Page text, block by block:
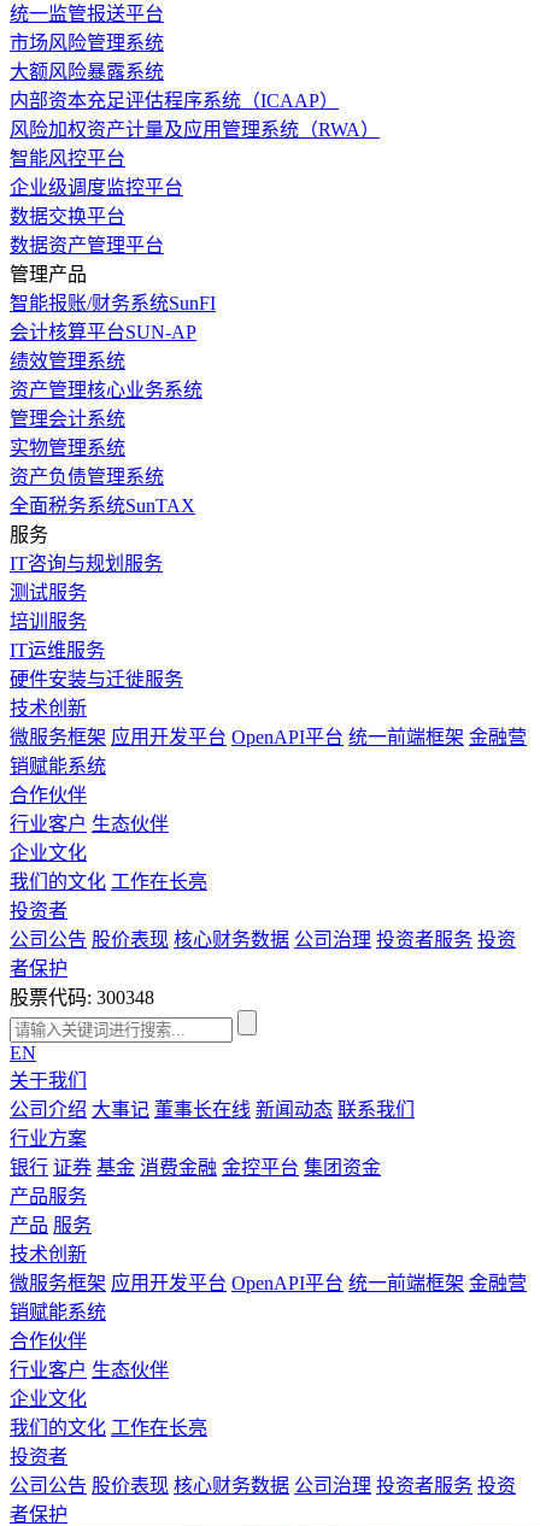
统一监管报送平台
市场风险管理系统
大额风险暴露系统
内部资本充足评估程序系统（ICAAP）
风险加权资产计量及应用管理系统（RWA）
智能风控平台
企业级调度监控平台
数据交换平台
数据资产管理平台
管理产品
智能报账/财务系统SunFI
会计核算平台SUN-AP
绩效管理系统
资产管理核心业务系统
管理会计系统
实物管理系统
资产负债管理系统
全面税务系统SunTAX
服务
IT咨询与规划服务
测试服务
培训服务
IT运维服务
硬件安装与迁徙服务
技术创新
微服务框架 应用开发平台 OpenAPI平台 统一前端框架 金融营
销赋能系统
合作伙伴
行业客户 生态伙伴
企业文化
我们的文化 工作在长亮
投资者
公司公告 股价表现 核心财务数据 公司治理 投资者服务 投资
者保护
股票代码: 300348
EN
关于我们
公司介绍 大事记 董事长在线 新闻动态 联系我们
行业方案
银行 证券 基金 消费金融 金控平台 集团资金
产品服务
产品 服务
技术创新
微服务框架 应用开发平台 OpenAPI平台 统一前端框架 金融营
销赋能系统
合作伙伴
行业客户 生态伙伴
企业文化
我们的文化 工作在长亮
投资者
公司公告 股价表现 核心财务数据 公司治理 投资者服务 投资
者保护